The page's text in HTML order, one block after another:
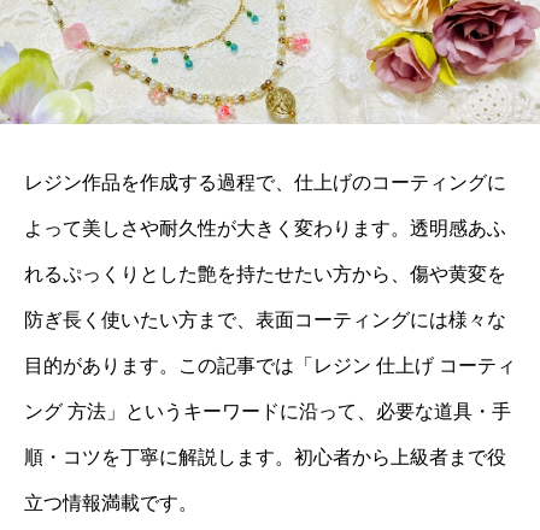
レジン作品を作成する過程で、仕上げのコーティングに
よって美しさや耐久性が大きく変わります。透明感あふ
れるぷっくりとした艶を持たせたい方から、傷や黄変を
防ぎ長く使いたい方まで、表面コーティングには様々な
目的があります。この記事では「レジン 仕上げ コーティ
ング 方法」というキーワードに沿って、必要な道具・手
順・コツを丁寧に解説します。初心者から上級者まで役
立つ情報満載です。